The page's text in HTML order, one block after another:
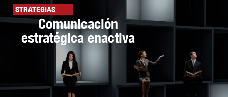
STRATEGIAS
Comunicación
estratégica enactiva